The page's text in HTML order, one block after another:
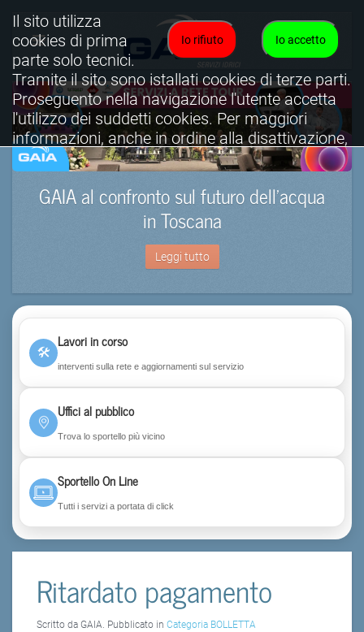
GAIA al confronto sul futuro dell’acqua
in Toscana
Leggi tutto
🛠
Lavori in corso
interventi sulla rete e aggiornamenti sul servizio
Uffici al pubblico
Trova lo sportello più vicino
Sportello On Line
Tutti i servizi a portata di click
Ritardato pagamento
Scritto da GAIA. Pubblicato in Categoria BOLLETTA
Io accetto
Io rifiuto
Il sito utilizza
cookies di prima
parte solo tecnici.
Tramite il sito sono istallati cookies di terze parti.
Proseguento nella navigazione l'utente accetta
l'utilizzo dei suddetti cookies. Per maggiori
informazioni, anche in ordine alla disattivazione,
è possibile consultare l'informativa cookies
completa.
Visualizza informativa completa.